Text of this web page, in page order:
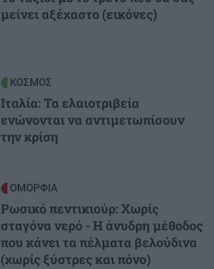
μείνει αξέχαστο (εικόνες)
ΚΟΣΜΟΣ
Ιταλία: Τα ελαιοτριβεία
ενώνονται να αντιμετωπίσουν
την κρίση
ΟΜΟΡΦΙΑ
Ρωσικό πεντικιούρ: Χωρίς
σταγόνα νερό - Η άνυδρη μέθοδος
που κάνει τα πέλματα βελούδινα
(χωρίς ξύστρες και πόνο)